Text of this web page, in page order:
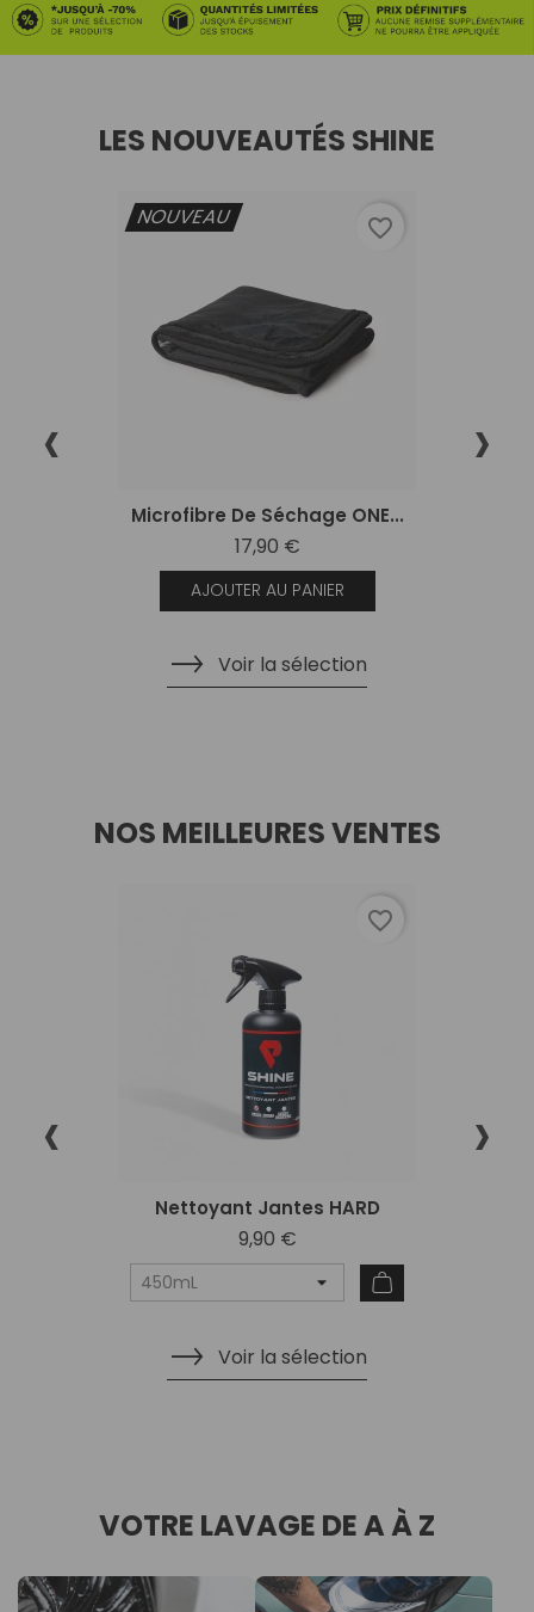
LES NOUVEAUTÉS SHINE
Microfibre De Séchage ONE...
17,90 €
AJOUTER AU PANIER
NOUVEAU favorite_border
‹ ›
Voir la sélection
NOS MEILLEURES VENTES
Nettoyant Jantes HARD
9,90 €
favorite_border
‹ ›
Voir la sélection
VOTRE LAVAGE DE A À Z